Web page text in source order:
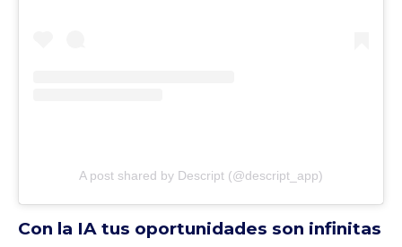
A post shared by Descript (@descript_app)
Con la IA tus oportunidades son infinitas